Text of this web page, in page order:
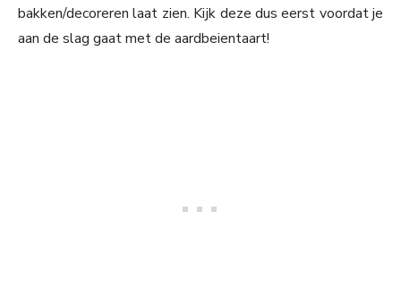
bakken/decoreren laat zien. Kijk deze dus eerst voordat je
aan de slag gaat met de aardbeientaart!